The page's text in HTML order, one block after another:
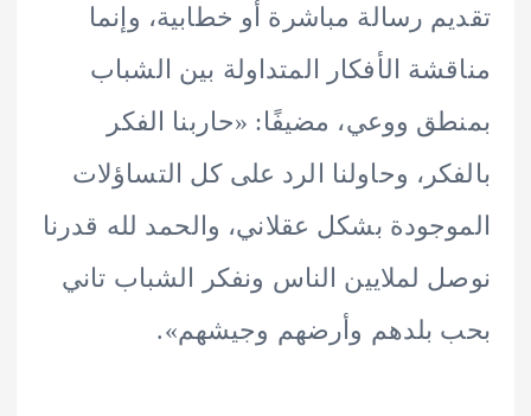
رسالة مباشرة أو خطابية، وإنما
الأفكار المتداولة بين الشباب
ووعي، مضيفًا: «حاربنا الفكر
وحاولنا الرد على كل التساؤلات
بشكل عقلاني، والحمد لله قدرنا
لملايين الناس ونفكر الشباب تاني
بلدهم وأرضهم وجيشهم».